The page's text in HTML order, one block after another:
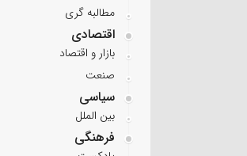
مطالبه گری
اقتصادی
بازار و اقتصاد
صنعت
سیاسی
بین الملل
فرهنگی